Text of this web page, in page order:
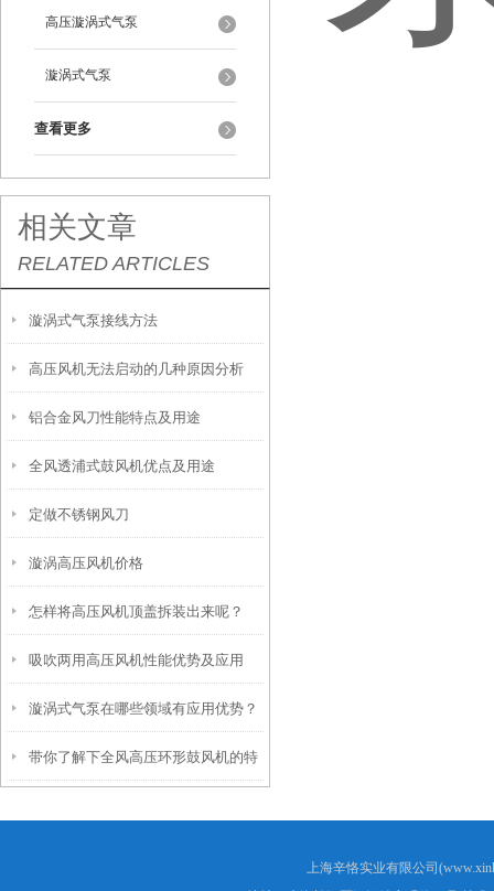
高压漩涡式气泵
漩涡式气泵
查看更多
相关文章
RELATED ARTICLES
漩涡式气泵接线方法
高压风机无法启动的几种原因分析
铝合金风刀性能特点及用途
全风透浦式鼓风机优点及用途
定做不锈钢风刀
漩涡高压风机价格
怎样将高压风机顶盖拆装出来呢？
吸吹两用高压风机性能优势及应用
漩涡式气泵在哪些领域有应用优势？
带你了解下全风高压环形鼓风机的特
上海辛恪实业有限公司